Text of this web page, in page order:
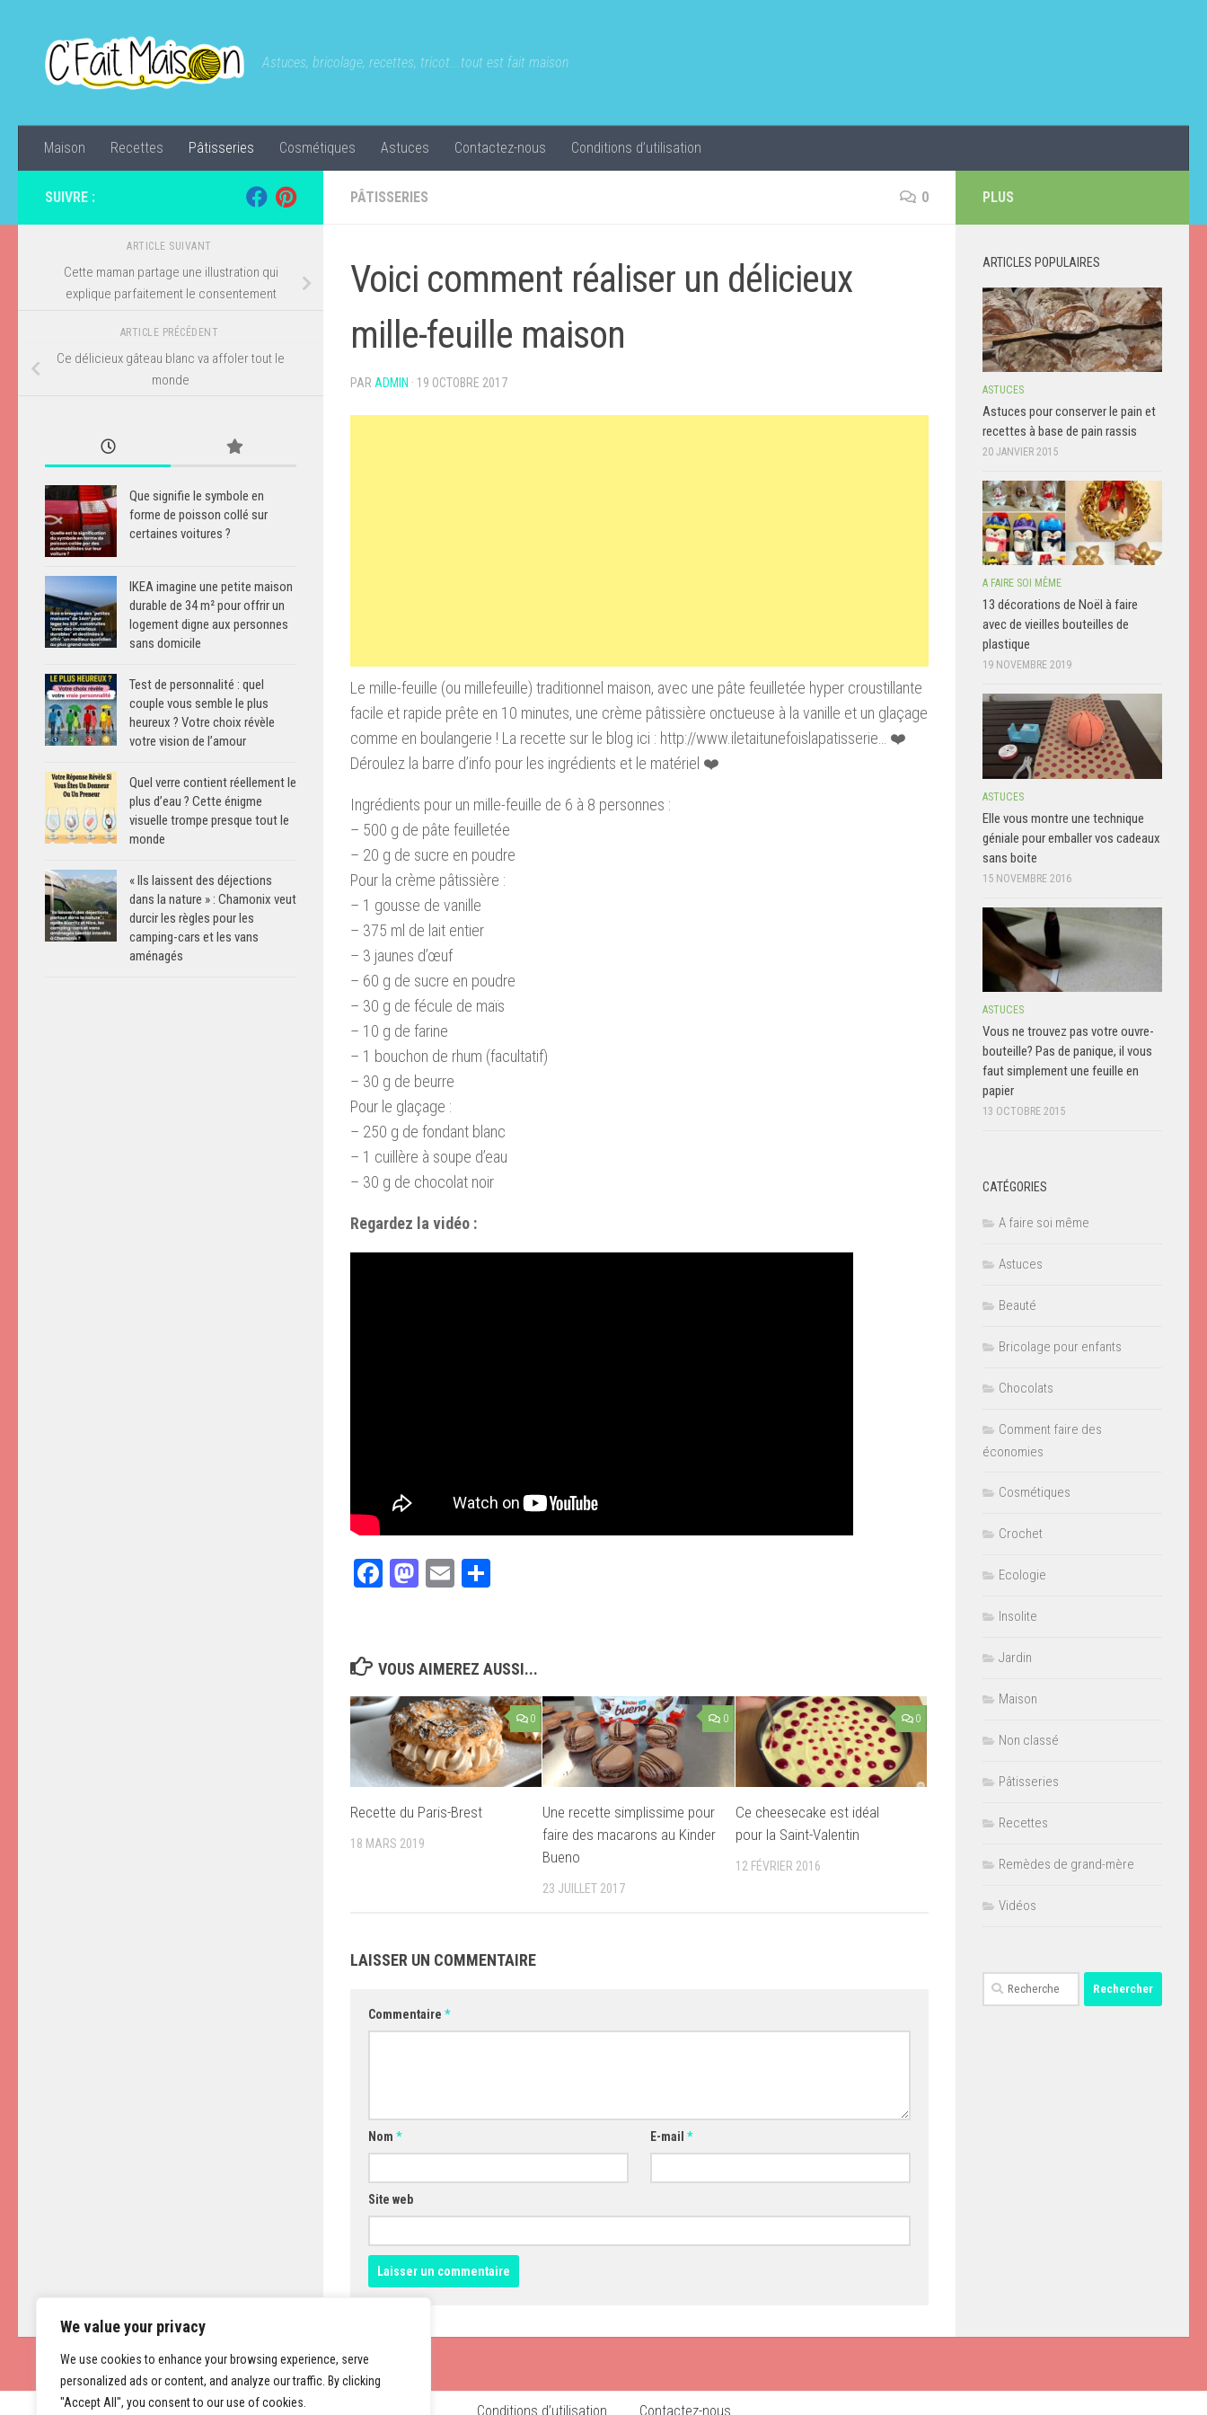
We value your privacy
We use cookies to enhance your browsing experience, serve
personalized ads or content, and analyze our traffic. By clicking
"Accept All", you consent to our use of cookies.
Astuces, bricolage, recettes, tricot...tout est fait maison
Maison Recettes Pâtisseries Cosmétiques Astuces Contactez-nous Conditions d’utilisation
PÂTISSERIES 0
Voici comment réaliser un délicieux
mille-feuille maison
PAR ADMIN · 19 OCTOBRE 2017
Le mille-feuille (ou millefeuille) traditionnel maison, avec une pâte feuilletée hyper croustillante
facile et rapide prête en 10 minutes, une crème pâtissière onctueuse à la vanille et un glaçage
comme en boulangerie ! La recette sur le blog ici : http://www.iletaitunefoislapatisserie… ❤️
Déroulez la barre d’info pour les ingrédients et le matériel ❤️
Ingrédients pour un mille-feuille de 6 à 8 personnes :
– 500 g de pâte feuilletée
– 20 g de sucre en poudre
Pour la crème pâtissière :
– 1 gousse de vanille
– 375 ml de lait entier
– 3 jaunes d’œuf
– 60 g de sucre en poudre
– 30 g de fécule de maïs
– 10 g de farine
– 1 bouchon de rhum (facultatif)
– 30 g de beurre
Pour le glaçage :
– 250 g de fondant blanc
– 1 cuillère à soupe d’eau
– 30 g de chocolat noir
Regardez la vidéo :
Facebook
Mastodon
Email
VOUS AIMEREZ AUSSI...
0
Recette du Paris-Brest
18 MARS 2019
0
Une recette simplissime pour
faire des macarons au Kinder
Bueno
23 JUILLET 2017
0
Ce cheesecake est idéal
pour la Saint-Valentin
12 FÉVRIER 2016
LAISSER UN COMMENTAIRE
Commentaire *
Nom * E-mail*
Site web
SUIVRE :
ARTICLE SUIVANT
Cette maman partage une illustration qui
explique parfaitement le consentement
ARTICLE PRÉCÉDENT
Ce délicieux gâteau blanc va affoler tout le
monde
Que signifie le symbole en
forme de poisson collé sur
certaines voitures ?
IKEA imagine une petite maison
durable de 34 m² pour offrir un
logement digne aux personnes
sans domicile
Test de personnalité : quel
couple vous semble le plus
heureux ? Votre choix révèle
votre vision de l’amour
Quel verre contient réellement le
plus d’eau ? Cette énigme
visuelle trompe presque tout le
monde
« Ils laissent des déjections
dans la nature » : Chamonix veut
durcir les règles pour les
camping-cars et les vans
aménagés
PLUS
ARTICLES POPULAIRES
ASTUCES
Astuces pour conserver le pain et
recettes à base de pain rassis
20 JANVIER 2015
A FAIRE SOI MÊME
13 décorations de Noël à faire
avec de vieilles bouteilles de
plastique
19 NOVEMBRE 2019
ASTUCES
Elle vous montre une technique
géniale pour emballer vos cadeaux
sans boite
15 NOVEMBRE 2016
ASTUCES
Vous ne trouvez pas votre ouvre-
bouteille? Pas de panique, il vous
faut simplement une feuille en
papier
13 OCTOBRE 2015
CATÉGORIES
A faire soi même
Astuces
Beauté
Bricolage pour enfants
Chocolats
Comment faire des
économies
Cosmétiques
Crochet
Ecologie
Insolite
Jardin
Maison
Non classé
Pâtisseries
Recettes
Remèdes de grand-mère
Vidéos
Rechercher :
Conditions d’utilisation Contactez-nous